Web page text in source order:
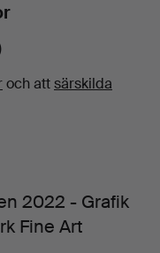
och attsärskilda
2022 - Grafik
Fine Art